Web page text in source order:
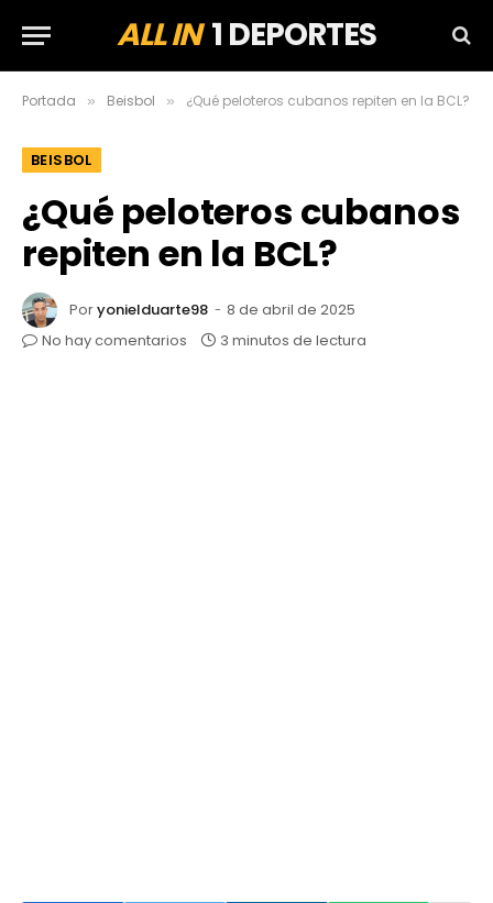
ALL IN1 DEPORTES
Portada » Beisbol » ¿Qué peloteros cubanos repiten en la BCL?
BEISBOL
¿Qué peloteros cubanos
repiten en la BCL?
Poryonielduarte98
8 de abril de 2025
No hay comentarios
3 minutos de lectura